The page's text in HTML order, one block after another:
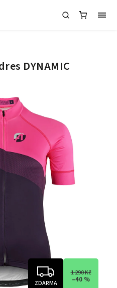
DYNAMIC
ZDARMA
1 290 Kč
–40 %